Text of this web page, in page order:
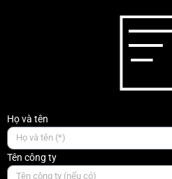
Họ và tên
Tên công ty